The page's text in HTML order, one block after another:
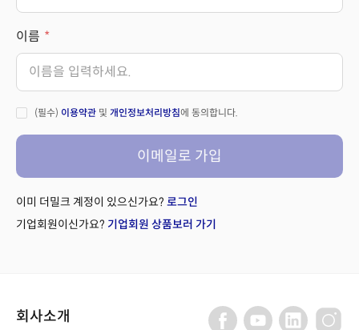
이름
(필수) 이용약관 및 개인정보처리방침에 동의합니다.
이메일로 가입
이미 더밀크 계정이 있으신가요? 로그인
기업회원이신가요? 기업회원 상품보러 가기
회사소개